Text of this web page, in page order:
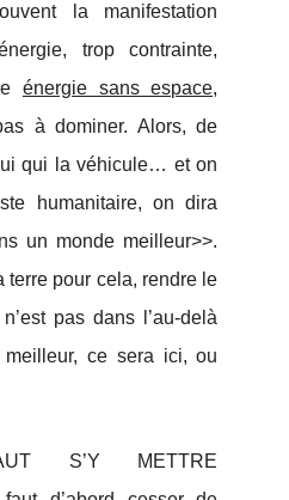
la manifestation
trop contrainte,
énergie sans espace,
à dominer. Alors, de
qui la véhicule… et on
humanitaire, on dira
un monde meilleur>>.
terre pour cela, rendre le
pas dans l’au-delà
ce sera ici, ou
S’Y METTRE